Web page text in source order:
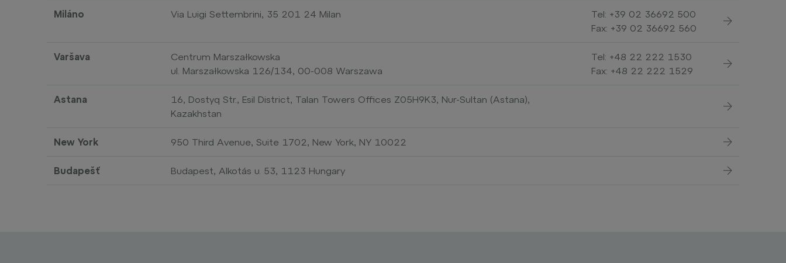
Miláno Via Luigi Settembrini, 35 201 24 Milan Tel: +39 02 36692 500
Fax: +39 02 36692 560
Varšava
Centrum Marszałkowska
ul. Marszałkowska 126/134, 00-008 Warszawa
Tel: +48 22 222 1530
Fax: +48 22 222 1529
Astana
16, Dostyq Str., Esil District, Talan Towers Offices Z05H9K3, Nur-Sultan (Astana),
Kazakhstan
New York 950 Third Avenue, Suite 1702, New York, NY 10022
Budapešť Budapest, Alkotás u. 53, 1123 Hungary